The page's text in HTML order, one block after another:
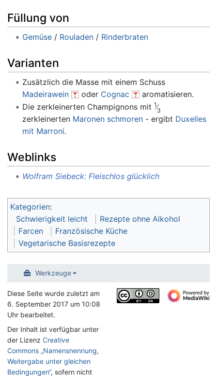
Füllung von
Gemüse/ Rouladen/ Rinderbraten
Varianten
Zusätzlich die Masse mit einem Schuss
Madeirawein
oder Cognac
aromatisieren.
Die zerkleinerten Champignons mit 1
3
zerkleinerten Maronen schmoren- ergibt Duxelles
mit Marroni.
Weblinks
Wolfram Siebeck: Fleischlos glücklich
Kategorien:
Schwierigkeit leicht
Rezepte ohne Alkohol
Farcen
Französische Küche
Vegetarische Basisrezepte
Werkzeuge
Diese Seite wurde zuletzt am
6. September 2017 um 10:08
Uhr bearbeitet.
Der Inhalt ist verfügbar unter
der Lizenz Creative
Commons „Namensnennung,
Weitergabe unter gleichen
Bedingungen“, sofern nicht